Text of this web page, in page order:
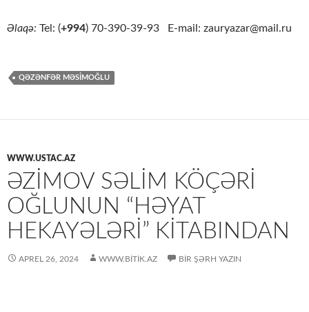
Əlaqə: Tel: (+994) 70-390-39-93 E-mail: zauryazar@mail.ru
QƏZƏNFƏR MƏSIMOĞLU
WWW.USTAC.AZ
ƏZIMOV SƏLIM KÖÇƏRI
OĞLUNUN “HƏYAT
HEKAYƏLƏRI” KITABINDAN
APREL 26, 2024 WWW.BITIK.AZ BIR ŞƏRH YAZIN